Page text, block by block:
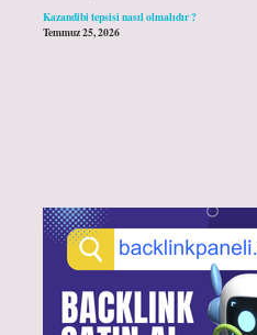
Kazandibi tepsisi nasıl olmalıdır ?
Temmuz 25, 2026